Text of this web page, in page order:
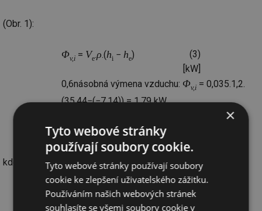
(Obr. 1):
Φv,i = Ve.ρ.(hi − he)
(3)
[kW]
0,6násobná výmena vzduchu: Φv,i = 0,035.1,2.
(35,44−(−7,14)) = 1,79 kW
= 0,029.1,2.
(35,44−(−7,14)) = 1,48 kW
kde je
Ve
objemový prietok vonkajšieho
vzduchu [m 3/s],
×
Tyto webové stránky
používají soubory cookie.
Tyto webové stránky používají soubory
cookie ke zlepšení uživatelského zážitku.
Používáním našich webových stránek
souhlasíte se všemi soubory cookie v